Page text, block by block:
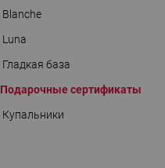
Blanche
Luna
Гладкая база
Подарочные сертификаты
Купальники